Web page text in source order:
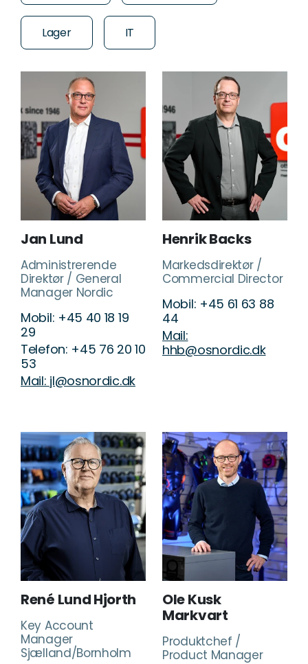
Lager IT
Jan Lund
Administrerende
Direktør / General
Manager Nordic
Mobil: +45 40 18 19
29
Telefon: +45 76 20 10
53
Mail: jl@osnordic.dk
Henrik Backs
Markedsdirektør /
Commercial Director
Mobil: +45 61 63 88
44
Mail:
hhb@osnordic.dk
René Lund Hjorth
Key Account
Manager
Sjælland/Bornholm
Ole Kusk
Markvart
Produktchef /
Product Manager